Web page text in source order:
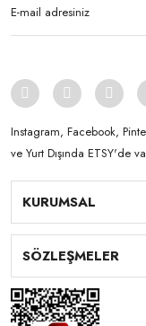
Instagram, Facebook,
ve Yurt Dışında ETSY'de
KURUMSAL
SÖZLEŞMELER